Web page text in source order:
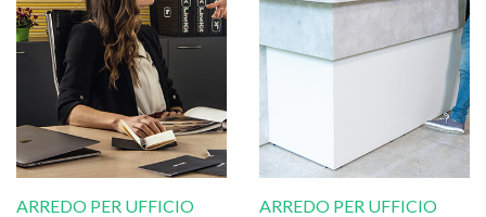
ARREDO PER UFFICIO ARREDO PER UFFICIO